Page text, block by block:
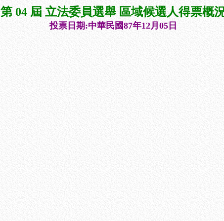
第 04 屆 立法委員選舉 區域候選人得票概
投票日期:中華民國87年12月05日